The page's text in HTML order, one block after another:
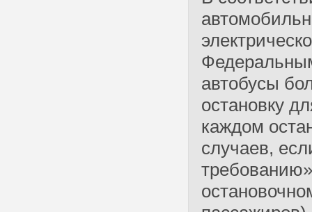
автобусы
остановку
каждом
случаев,